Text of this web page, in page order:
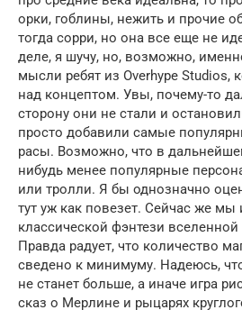
орки, гоблины, нежить и прочие
тогда сорри, но она все еще не
деле, я шучу, но, возможно,
мысли ребят из Overhype Studios,
над концептом. Увы, почему-то
сторону они не стали и
просто добавили самые
расы. Возможно, что в
нибудь менее популярные
или тролли. Я бы однозначно
тут уж как повезет. Сейчас же
классической фэнтези
Правда радует, что количество
сведено к минимуму. Надеюсь,
не станет больше, а иначе игра
сказ о Мерлине и рыцарях